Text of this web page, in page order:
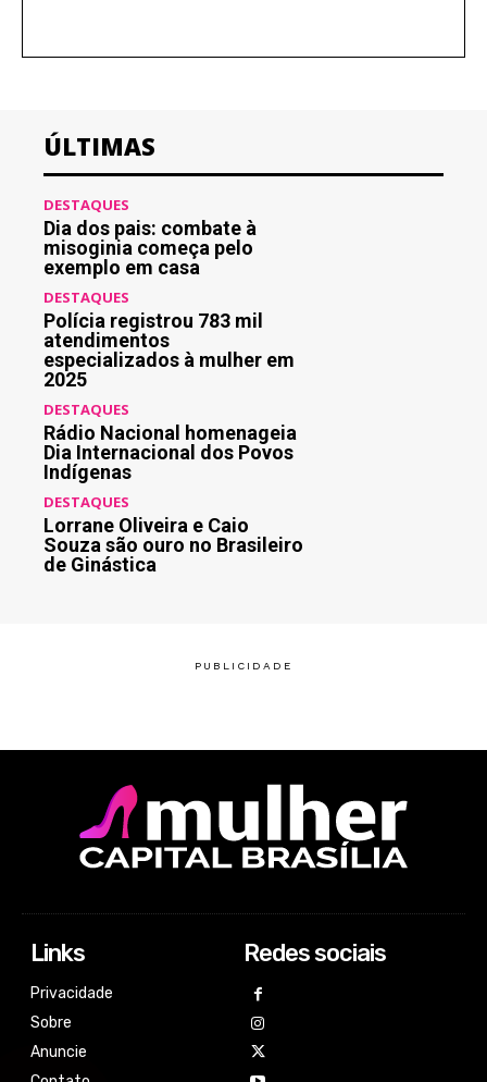
ÚLTIMAS
DESTAQUES
Dia dos pais: combate à
misoginia começa pelo
exemplo em casa
DESTAQUES
Polícia registrou 783 mil
atendimentos
especializados à mulher em
2025
DESTAQUES
Rádio Nacional homenageia
Dia Internacional dos Povos
Indígenas
DESTAQUES
Lorrane Oliveira e Caio
Souza são ouro no Brasileiro
de Ginástica
Links
Privacidade
Sobre
Anuncie
Redes sociais